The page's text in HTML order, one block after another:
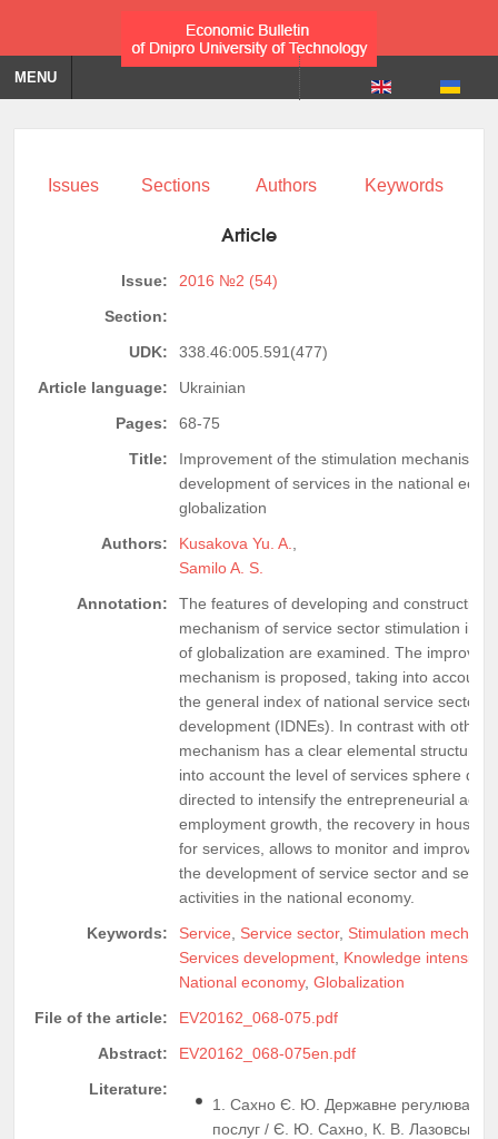
MENU
Issues Sections Authors Keywords
Article
Issue:
2016 №2 (54)
Section:
UDK:
338.46:005.591(477)
Article language:
Ukrainian
Pages:
68-75
Title:
Improvement of the stimulation mechanism
development of services in the national
globalization
Authors:
Kusakova Yu. A.
Samilo A. S.
Annotation:
The features of developing and constructing
mechanism of service sector stimulation in
of globalization are examined. The
mechanism is proposed, taking into account
the general index of national service sector
development (IDNEs). In contrast with
mechanism has a clear elemental structure
into account the level of services sphere
directed to intensify the entrepreneurial
employment growth, the recovery in
for services, allows to monitor and improve
the development of service sector and
activities in the national economy.
Keywords:
Service Service sector, Stimulation
Services development Knowledge intensive
National economy, Globalization
File of the article:
EV20162_068-075.pdf
Abstract:
EV20162_068-075en.pdf
Literature:
1. Сахно Є. Ю. Державне
послуг / Є. Ю. Сахно, К. В. Лазовська